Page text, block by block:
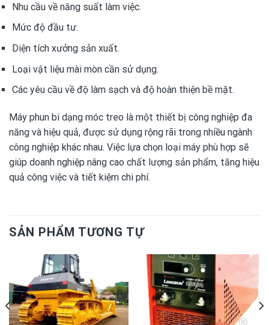
Nhu cầu về năng suất làm việc.
Mức độ đầu tư.
Diện tích xưởng sản xuất.
Loại vật liệu mài mòn cần sử dụng.
Các yêu cầu về độ làm sạch và độ hoàn thiện bề mặt.
Máy phun bi dạng móc treo là một thiết bị công nghiệp đa
năng và hiệu quả, được sử dụng rộng rãi trong nhiều ngành
công nghiệp khác nhau. Việc lựa chọn loại máy phù hợp sẽ
giúp doanh nghiệp nâng cao chất lượng sản phẩm, tăng hiệu
quả công việc và tiết kiệm chi phí.
SẢN PHẨM TƯƠNG TỰ